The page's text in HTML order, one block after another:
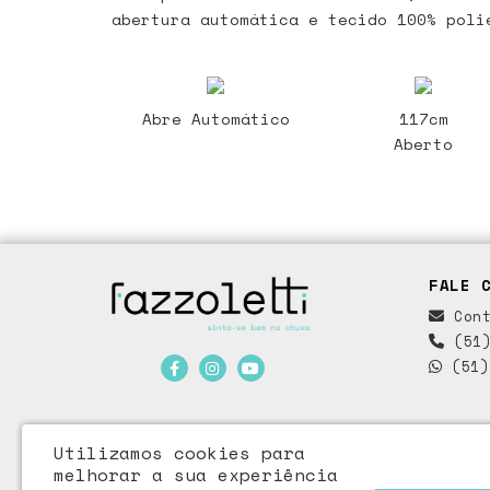
abertura automática e tecido 100%
Abre Automático
117cm
Aberto
FALE
Utilizamos cookies para
melhorar a sua experiência